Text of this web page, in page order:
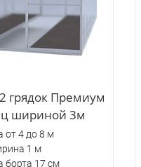
грядок Премиум
шириной 3м
от 4 до 8 м
1 м
борта 17 см